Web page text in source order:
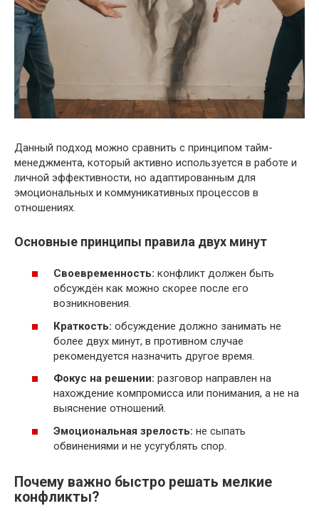
Данный подход можно сравнить с принципом тайм-
менеджмента, который активно используется в работе и
личной эффективности, но адаптированным для
эмоциональных и коммуникативных процессов в
отношениях.
Основные принципы правила двух минут
Своевременность: конфликт должен быть
обсуждён как можно скорее после его
возникновения.
Краткость: обсуждение должно занимать не
более двух минут, в противном случае
рекомендуется назначить другое время.
Фокус на решении: разговор направлен на
нахождение компромисса или понимания, а не на
выяснение отношений.
Эмоциональная зрелость: не сыпать
обвинениями и не усугублять спор.
Почему важно быстро решать мелкие
конфликты?